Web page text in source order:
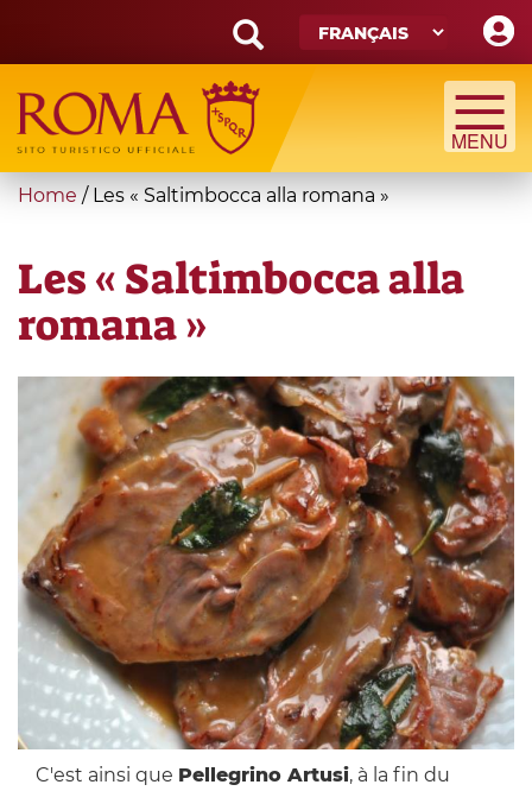
main
content
Search
form
Recherche
You
here
Home / Les « Saltimbocca alla romana »
Les « Saltimbocca alla
romana »
C'est ainsi que Pellegrino Artusi, à la fin du